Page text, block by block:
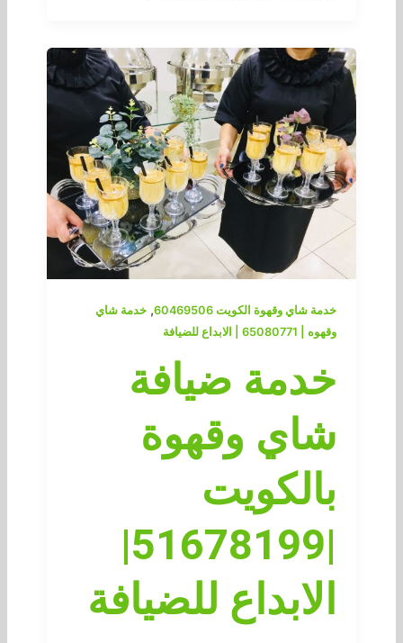
خدمة شاي وقهوة الكويت 60469506 ,خدمة شاي
وقهوه | 65080771 | الابداع للضيافة
خدمة ضيافة
شاي وقهوة
بالكويت
|51678199|
الابداع للضيافة